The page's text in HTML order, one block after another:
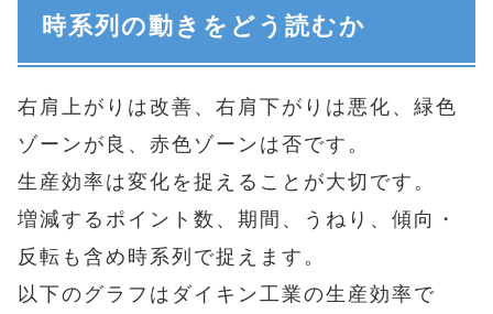
時系列の動きをどう読むか
右肩上がりは改善、右肩下がりは悪化、緑色
ゾーンが良、赤色ゾーンは否です。
生産効率は変化を捉えることが大切です。
増減するポイント数、期間、うねり、傾向・
反転も含め時系列で捉えます。
以下のグラフはダイキン工業の生産効率で